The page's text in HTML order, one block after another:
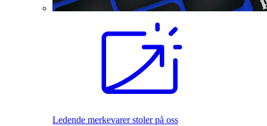
Ledende merkevarer stoler på oss